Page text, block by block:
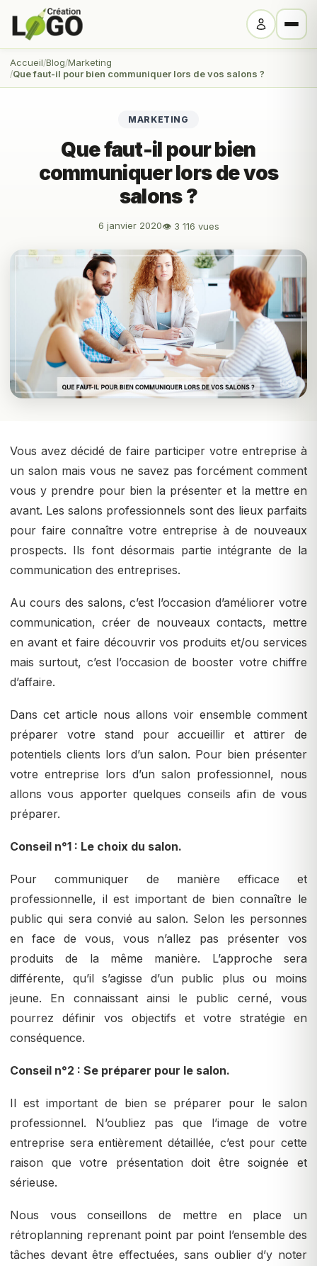
Accueil Blog Marketing
Que faut-il pour bien communiquer lors de vos salons ?
MARKETING
Que faut-il pour bien
communiquer lors de vos
salons ?
6 janvier 2020👁 3 116 vues
Vous avez décidé de faire participer votre entreprise à
un salon mais vous ne savez pas forcément comment
vous y prendre pour bien la présenter et la mettre en
avant. Les salons professionnels sont des lieux parfaits
pour faire connaître votre entreprise à de nouveaux
prospects. Ils font désormais partie intégrante de la
communication des entreprises.
Au cours des salons, c’est l’occasion d’améliorer votre
communication, créer de nouveaux contacts, mettre
en avant et faire découvrir vos produits et/ou services
mais surtout, c’est l’occasion de booster votre chiffre
d’affaire.
Dans cet article nous allons voir ensemble comment
préparer votre stand pour accueillir et attirer de
potentiels clients lors d’un salon. Pour bien présenter
votre entreprise lors d’un salon professionnel, nous
allons vous apporter quelques conseils afin de vous
préparer.
Conseil n°1 : Le choix du salon.
Pour communiquer de manière efficace et
professionnelle, il est important de bien connaître le
public qui sera convié au salon. Selon les personnes
en face de vous, vous n’allez pas présenter vos
produits de la même manière. L’approche sera
différente, qu’il s’agisse d’un public plus ou moins
jeune. En connaissant ainsi le public cerné, vous
pourrez définir vos objectifs et votre stratégie en
conséquence.
Conseil n°2 : Se préparer pour le salon.
Il est important de bien se préparer pour le salon
professionnel. N’oubliez pas que l’image de votre
entreprise sera entièrement détaillée, c’est pour cette
raison que votre présentation doit être soignée et
sérieuse.
Nous vous conseillons de mettre en place un
rétroplanning reprenant point par point l’ensemble des
tâches devant être effectuées, sans oublier d’y noter